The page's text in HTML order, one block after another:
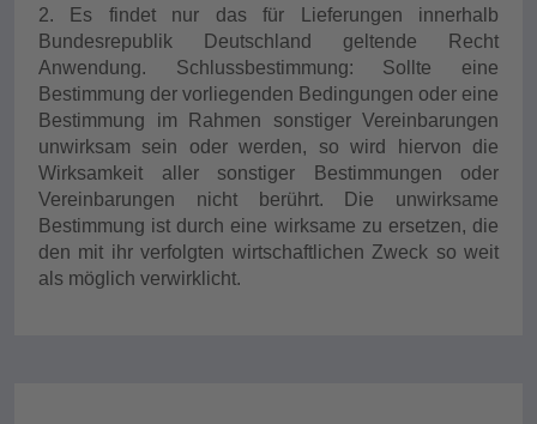
2. Es findet nur das für Lieferungen innerhalb
Bundesrepublik Deutschland geltende Recht
Anwendung. Schlussbestimmung: Sollte eine
Bestimmung der vorliegenden Bedingungen oder eine
Bestimmung im Rahmen sonstiger Vereinbarungen
unwirksam sein oder werden, so wird hiervon die
Wirksamkeit aller sonstiger Bestimmungen oder
Vereinbarungen nicht berührt. Die unwirksame
Bestimmung ist durch eine wirksame zu ersetzen, die
den mit ihr verfolgten wirtschaftlichen Zweck so weit
als möglich verwirklicht.